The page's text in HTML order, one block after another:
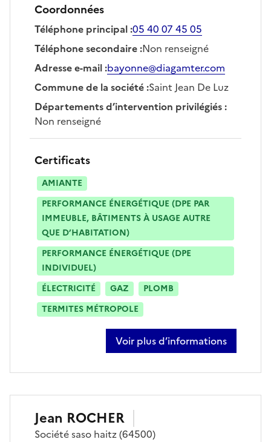
Coordonnées
Téléphone principal:05 40 07 45 05
Téléphone secondaire:Non renseigné
Adresse e-mail:bayonne@diagamter.com
Commune de la société:Saint Jean De Luz
Départements d’intervention privilégiés:
Non renseigné
Certificats
AMIANTE
PERFORMANCE ÉNERGÉTIQUE (DPE PAR
IMMEUBLE, BÂTIMENTS À USAGE AUTRE
QUE D’HABITATION)
PERFORMANCE ÉNERGÉTIQUE (DPE
INDIVIDUEL)
ÉLECTRICITÉ
GAZ
PLOMB
TERMITES MÉTROPOLE
Voir plus d’informations
sur julien pallares
Jean ROCHER
Sociétésaso haitz(64500)